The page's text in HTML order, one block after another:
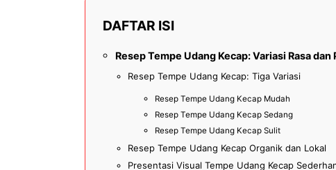
DAFTAR ISI
Resep Tempe Udang Kecap: Variasi Rasa dan
Resep Tempe Udang Kecap: Tiga Variasi
Resep Tempe Udang Kecap Mudah
Resep Tempe Udang Kecap Sedang
Resep Tempe Udang Kecap Sulit
Resep Tempe Udang Kecap Organik dan Lokal
Presentasi Visual Tempe Udang Kecap